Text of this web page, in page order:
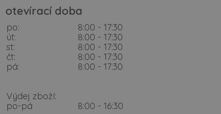
otevírací doba
po:
8:00 - 17:30
út:
8:00 - 17:30
st:
8:00 - 17:30
čt:
8:00 - 17:30
pá:
8:00 - 17:30
Výdej zboží:
po-pá
8:00 - 16:30